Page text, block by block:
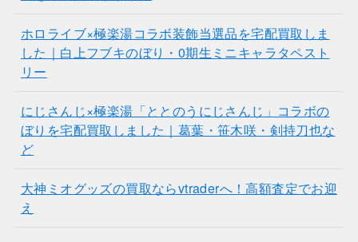
ホロライブ×極楽湯コラボ装飾当選品を宅配買取しま
した｜白上フブキのぼり・0期生ミニキャラタペスト
リー
にじさんじ×極楽湯「ととのうにじさんじ」コラボの
ぼりを宅配買取しました｜葛葉・笹木咲・剣持刀也な
ど
大神ミオグッズの買取ならvtraderへ！高額査定でお迎
え